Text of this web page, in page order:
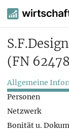
(FN
Allgemeine
Personen
Netzwerk
Bonität u.